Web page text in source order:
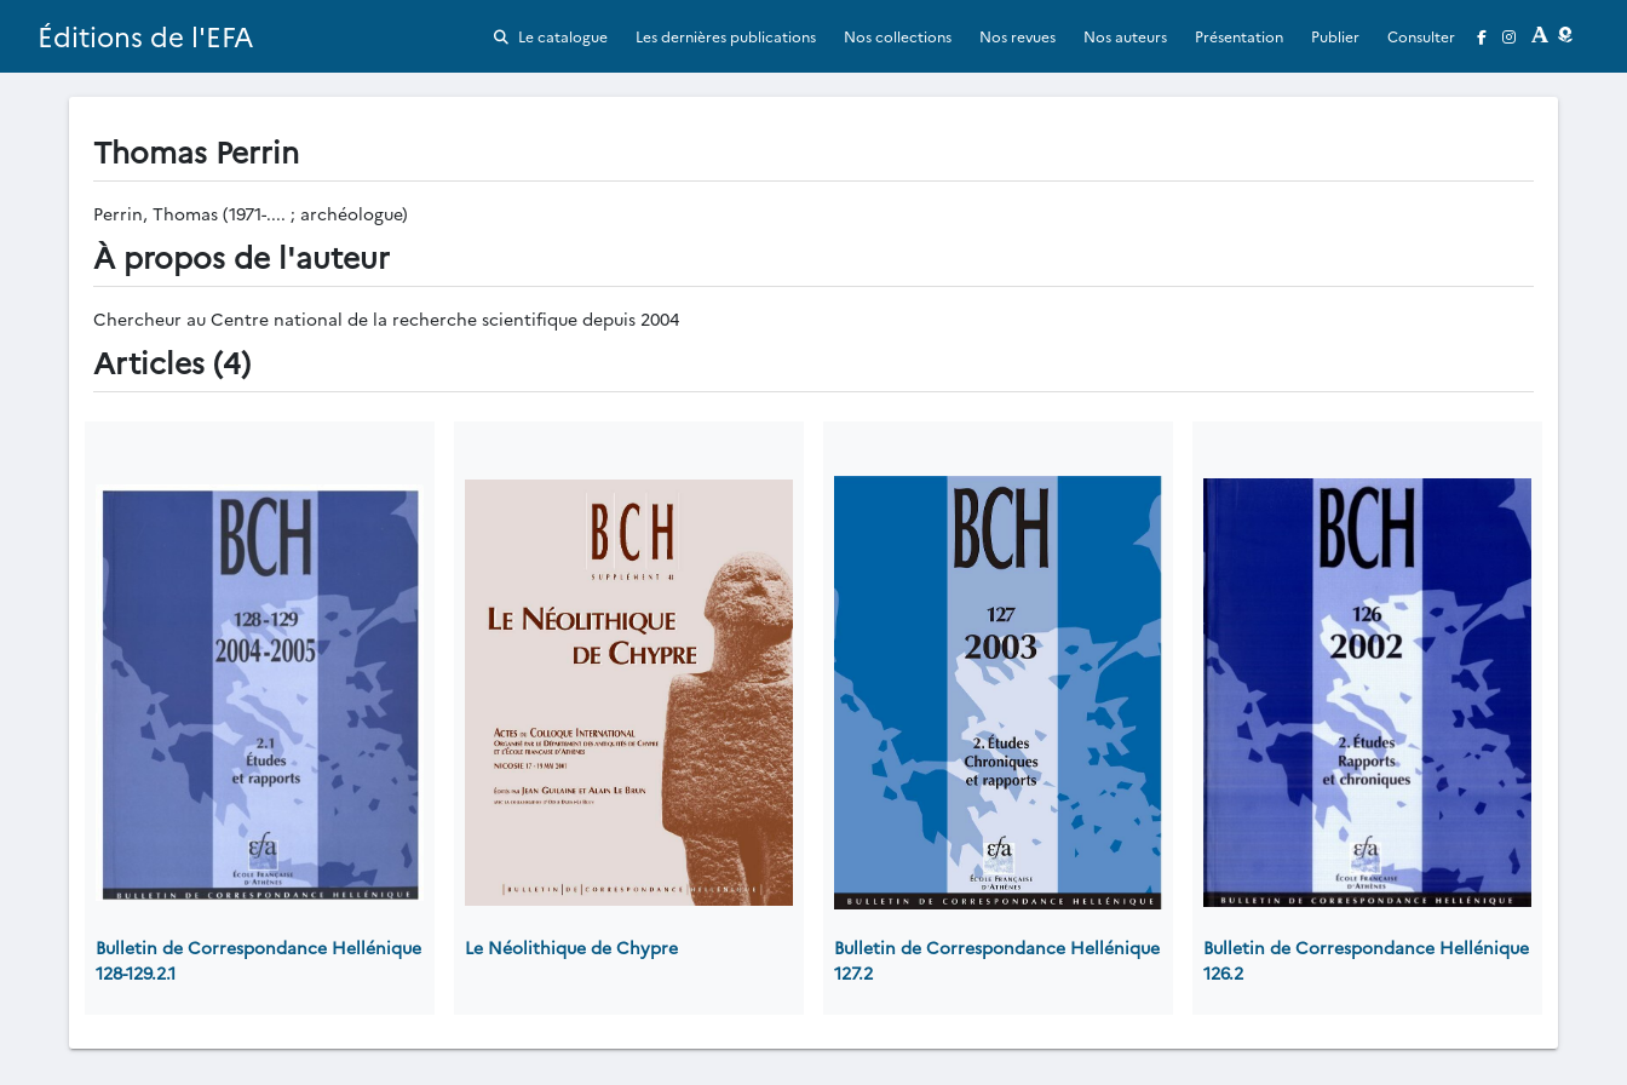
Éditions de l'EFA Le catalogue Les dernières publications Nos collections Nos revues Nos auteurs Présentation Publier Consulter
Thomas Perrin
Perrin, Thomas (1971-.... ; archéologue)
À propos de l'auteur
Chercheur au Centre national de la recherche scientifique depuis 2004
Articles (4)
Bulletin de Correspondance Hellénique
128-129.2.1
Le Néolithique de Chypre
Bulletin de Correspondance Hellénique
127.2
Bulletin de Correspondance Hellénique
126.2